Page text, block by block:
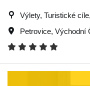
Výlety, Turistické
Petrovice, Východní